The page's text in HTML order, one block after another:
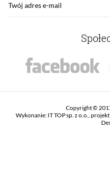
Copyright ©
Wykonanie: IT TOP sp. z o.o. ,